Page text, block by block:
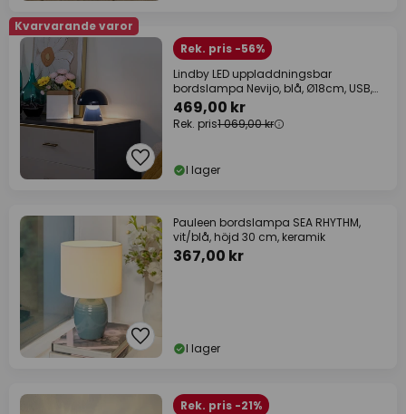
Kvarvarande varor
Rek. pris -56%
Lindby LED uppladdningsbar
bordslampa Nevijo, blå, Ø18cm, USB,
dimmer
469,00 kr
Rek. pris1 069,00 kr
I lager
Pauleen bordslampa SEA RHYTHM,
vit/blå, höjd 30 cm, keramik
367,00 kr
I lager
Rek. pris -21%